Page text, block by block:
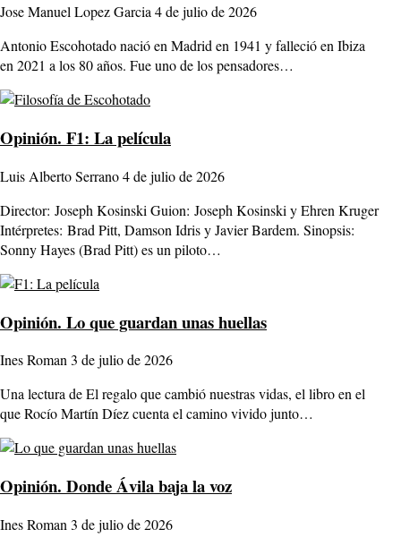
Jose Manuel Lopez Garcia4 de julio de 2026
Antonio Escohotado nació en Madrid en 1941 y falleció en Ibiza
en 2021 a los 80 años. Fue uno de los pensadores…
Opinión. F1: La película
Luis Alberto Serrano4 de julio de 2026
Director: Joseph Kosinski Guion: Joseph Kosinski y Ehren Kruger
Intérpretes: Brad Pitt, Damson Idris y Javier Bardem. Sinopsis:
Sonny Hayes (Brad Pitt) es un piloto…
Opinión. Lo que guardan unas huellas
Ines Roman3 de julio de 2026
Una lectura de El regalo que cambió nuestras vidas, el libro en el
que Rocío Martín Díez cuenta el camino vivido junto…
Opinión. Donde Ávila baja la voz
Ines Roman 3 de julio de 2026